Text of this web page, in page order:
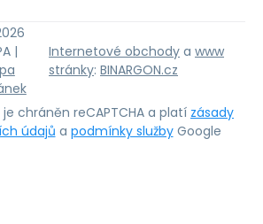
|
Internetové obchody a www
stránky: BINARGON.cz
chráněn reCAPTCHA a platí zásady
údajů a podmínky služby Google